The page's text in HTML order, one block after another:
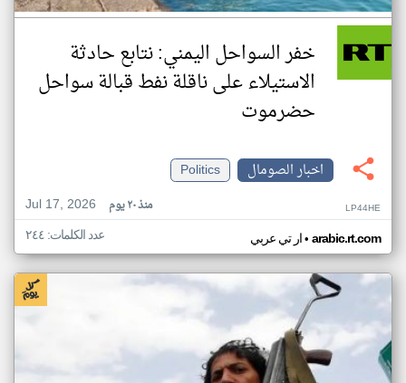
خفر السواحل اليمني: نتابع حادثة
الاستيلاء على ناقلة نفط قبالة سواحل
حضرموت
اخبار الصومال
Politics
Jul 17, 2026
منذ ٢٠ يوم LP44HE
ار تي عربي• arabic.rt.com عدد الكلمات: ٢٤٤